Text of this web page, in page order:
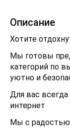
Описание
Хотите
Мы готовы
категорий по
уютно и
Для вас
интернет
Мы с радостью